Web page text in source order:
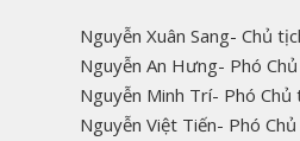
Nguyễn Xuân Sang- Chủ
Nguyễn An Hưng- Phó
Nguyễn Minh Trí- Phó
Nguyễn Việt Tiến- Phó